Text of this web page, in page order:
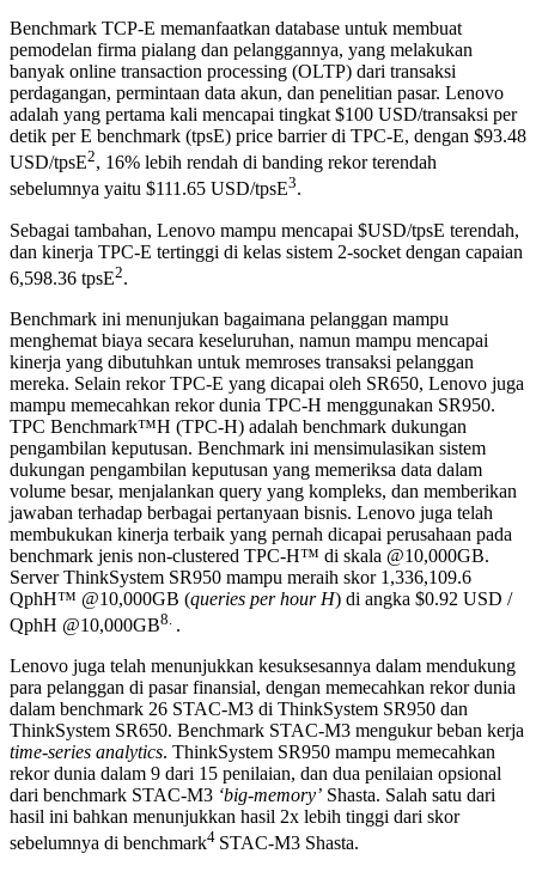
Benchmark TCP-E memanfaatkan database untuk membuat
pemodelan firma pialang dan pelanggannya, yang melakukan
banyak online transaction processing (OLTP) dari transaksi
perdagangan, permintaan data akun, dan penelitian pasar. Lenovo
adalah yang pertama kali mencapai tingkat $100 USD/transaksi per
detik per E benchmark (tpsE) price barrier di TPC-E, dengan $93.48
USD/tpsE2, 16% lebih rendah di banding rekor terendah
sebelumnya yaitu $111.65 USD/tpsE3.
Sebagai tambahan, Lenovo mampu mencapai $USD/tpsE terendah,
dan kinerja TPC-E tertinggi di kelas sistem 2-socket dengan capaian
6,598.36 tpsE2.
Benchmark ini menunjukan bagaimana pelanggan mampu
menghemat biaya secara keseluruhan, namun mampu mencapai
kinerja yang dibutuhkan untuk memroses transaksi pelanggan
mereka. Selain rekor TPC-E yang dicapai oleh SR650, Lenovo juga
mampu memecahkan rekor dunia TPC-H menggunakan SR950.
TPC Benchmark™H (TPC-H) adalah benchmark dukungan
pengambilan keputusan. Benchmark ini mensimulasikan sistem
dukungan pengambilan keputusan yang memeriksa data dalam
volume besar, menjalankan query yang kompleks, dan memberikan
jawaban terhadap berbagai pertanyaan bisnis. Lenovo juga telah
membukukan kinerja terbaik yang pernah dicapai perusahaan pada
benchmark jenis non-clustered TPC-H™ di skala @10,000GB.
Server ThinkSystem SR950 mampu meraih skor 1,336,109.6
QphH™ @10,000GB (queries per hour H) di angka $0.92 USD /
QphH @10,000GB8. .
Lenovo juga telah menunjukkan kesuksesannya dalam mendukung
para pelanggan di pasar finansial, dengan memecahkan rekor dunia
dalam benchmark 26 STAC-M3 di ThinkSystem SR950 dan
ThinkSystem SR650. Benchmark STAC-M3 mengukur beban kerja
time-series analytics. ThinkSystem SR950 mampu memecahkan
rekor dunia dalam 9 dari 15 penilaian, dan dua penilaian opsional
dari benchmark STAC-M3 ‘big-memory’ Shasta. Salah satu dari
hasil ini bahkan menunjukkan hasil 2x lebih tinggi dari skor
sebelumnya di benchmark4 STAC-M3 Shasta.